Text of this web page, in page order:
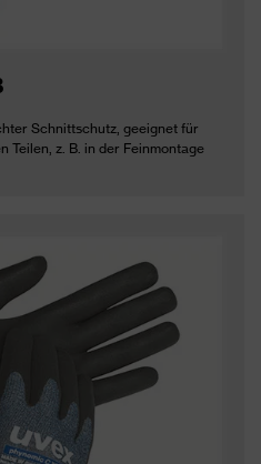
Schnittschutz, geeignet für
Teilen, z. B. in der Feinmontage